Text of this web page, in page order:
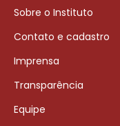
Sobre o Instituto
Contato e cadastro
Imprensa
Transparência
Equipe